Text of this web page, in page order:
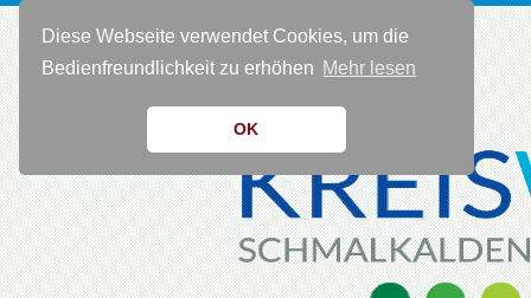
Diese Webseite verwendet Cookies, um die
Bedienfreundlichkeit zu erhöhen Mehr lesen
OK
KONTAKT 0 36 83 - 40 91 0